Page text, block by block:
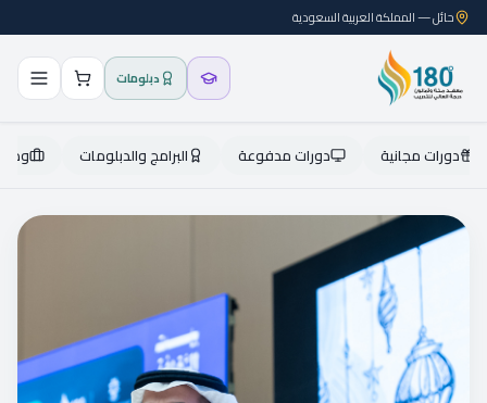
حائل — المملكة العربية السعودية
دبلومات
دورات مجانية دورات مدفوعة البرامج والدبلومات